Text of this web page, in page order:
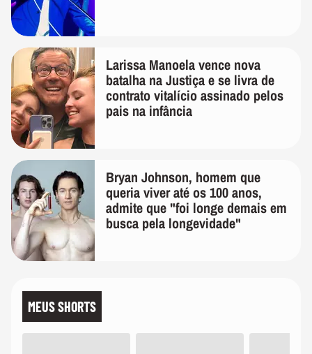
Larissa Manoela vence nova
batalha na Justiça e se livra de
contrato vitalício assinado pelos
pais na infância
Bryan Johnson, homem que
queria viver até os 100 anos,
admite que "foi longe demais em
busca pela longevidade"
MEUS SHORTS